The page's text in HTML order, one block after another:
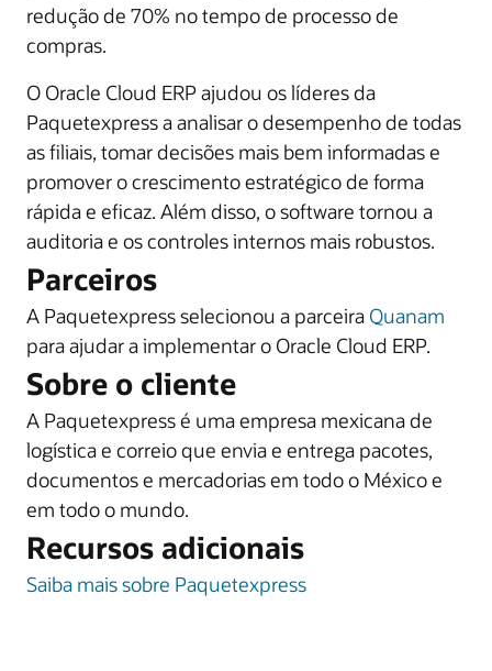
redução de 70% no tempo de processo de
compras.
O Oracle Cloud ERP ajudou os líderes da
Paquetexpress a analisar o desempenho de todas
as filiais, tomar decisões mais bem informadas e
promover o crescimento estratégico de forma
rápida e eficaz. Além disso, o software tornou a
auditoria e os controles internos mais robustos.
Parceiros
A Paquetexpress selecionou a parceira Quanam
para ajudar a implementar o Oracle Cloud ERP.
Sobre o cliente
A Paquetexpress é uma empresa mexicana de
logística e correio que envia e entrega pacotes,
documentos e mercadorias em todo o México e
em todo o mundo.
Recursos adicionais
Saiba mais sobre Paquetexpress